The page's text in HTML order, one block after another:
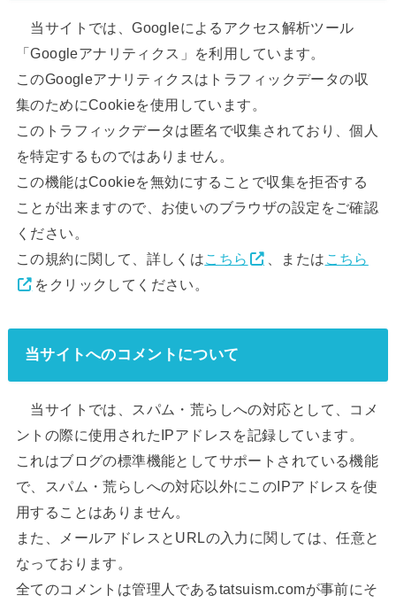
当サイトでは、Googleによるアクセス解析ツール
「Googleアナリティクス」を利用しています。
このGoogleアナリティクスはトラフィックデータの収
集のためにCookieを使用しています。
このトラフィックデータは匿名で収集されており、個人
を特定するものではありません。
この機能はCookieを無効にすることで収集を拒否する
ことが出来ますので、お使いのブラウザの設定をご確認
ください。
この規約に関して、詳しくはこちら 、または こちら
をクリックしてください。
当サイトへのコメントについて
当サイトでは、スパム・荒らしへの対応として、コメ
ントの際に使用されたIPアドレスを記録しています。
これはブログの標準機能としてサポートされている機能
で、スパム・荒らしへの対応以外にこのIPアドレスを使
用することはありません。
また、メールアドレスとURLの入力に関しては、任意と
なっております。
全てのコメントは管理人であるtatsuism.comが事前にそ